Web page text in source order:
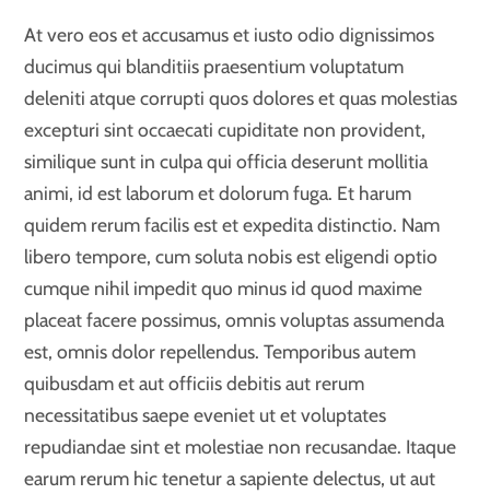
At vero eos et accusamus et iusto odio dignissimos
ducimus qui blanditiis praesentium voluptatum
deleniti atque corrupti quos dolores et quas molestias
excepturi sint occaecati cupiditate non provident,
similique sunt in culpa qui officia deserunt mollitia
animi, id est laborum et dolorum fuga. Et harum
quidem rerum facilis est et expedita distinctio. Nam
libero tempore, cum soluta nobis est eligendi optio
cumque nihil impedit quo minus id quod maxime
placeat facere possimus, omnis voluptas assumenda
est, omnis dolor repellendus. Temporibus autem
quibusdam et aut officiis debitis aut rerum
necessitatibus saepe eveniet ut et voluptates
repudiandae sint et molestiae non recusandae. Itaque
earum rerum hic tenetur a sapiente delectus, ut aut